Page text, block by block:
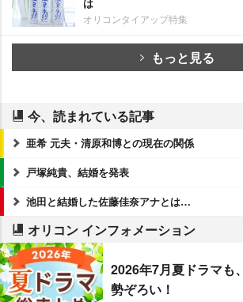
オリコンタイアップ特集
もっと見る
今、読まれている記事
亜希 元夫・清原和博との現在の関係
戸塚純貴、結婚を発表
池田と結婚した佐藤佳奈アナとは…
オリコン インフォメーション
2026年7月夏ドラマも
勢ぞろい！